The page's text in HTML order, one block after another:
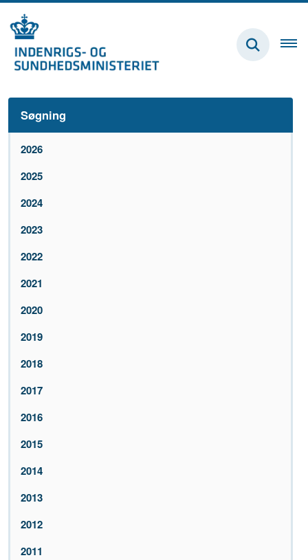
Søgning
2026
2025
2024
2023
2022
2021
2020
2019
2018
2017
2016
2015
2014
2013
2012
2011